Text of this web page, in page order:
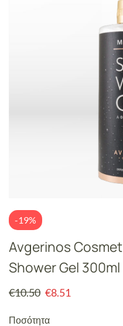
-19%
Avgerinos
Shower Gel 300ml
€10.50 €8.51
Ποσότητα